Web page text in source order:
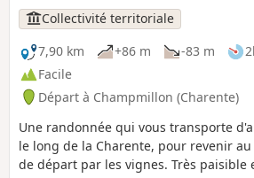
Collectivité territoriale
7,90 km
+86 m -83 m
Facile
Départ à Champmillon (Charente)
Une randonnée qui vous transporte
le long de la Charente, pour revenir
de départ par les vignes. Très paisible